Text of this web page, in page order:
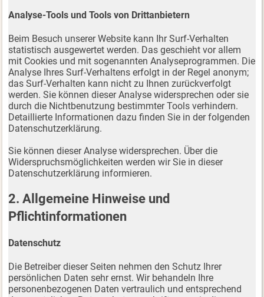
Analyse-Tools und Tools von Drittanbietern
Beim Besuch unserer Website kann Ihr Surf-Verhalten
statistisch ausgewertet werden. Das geschieht vor allem
mit Cookies und mit sogenannten Analyseprogrammen. Die
Analyse Ihres Surf-Verhaltens erfolgt in der Regel anonym;
das Surf-Verhalten kann nicht zu Ihnen zurückverfolgt
werden. Sie können dieser Analyse widersprechen oder sie
durch die Nichtbenutzung bestimmter Tools verhindern.
Detaillierte Informationen dazu finden Sie in der folgenden
Datenschutzerklärung.
Sie können dieser Analyse widersprechen. Über die
Widerspruchsmöglichkeiten werden wir Sie in dieser
Datenschutzerklärung informieren.
2. Allgemeine Hinweise und
Pflichtinformationen
Datenschutz
Die Betreiber dieser Seiten nehmen den Schutz Ihrer
persönlichen Daten sehr ernst. Wir behandeln Ihre
personenbezogenen Daten vertraulich und entsprechend